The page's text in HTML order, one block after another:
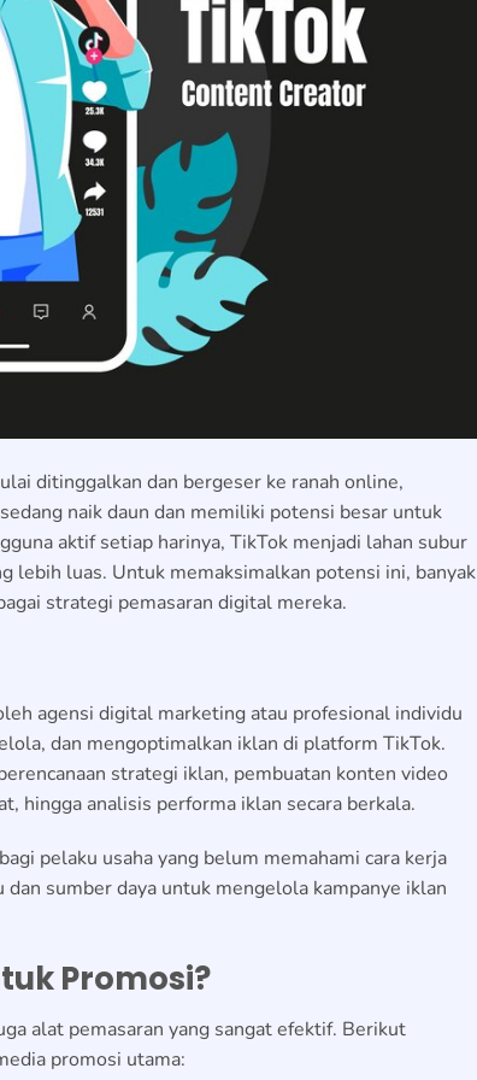
ditinggalkan dan bergeser ke ranah online,
naik daun dan memiliki potensi besar untuk
aktif setiap harinya, TikTok menjadi lahan subur
lebih luas. Untuk memaksimalkan potensi ini, banyak
strategi pemasaran digital mereka.
agensi digital marketing atau profesional individu
dan mengoptimalkan iklan di platform TikTok.
strategi iklan, pembuatan konten video
hingga analisis performa iklan secara berkala.
pelaku usaha yang belum memahami cara kerja
sumber daya untuk mengelola kampanye iklan
Promosi?
alat pemasaran yang sangat efektif. Berikut
promosi utama: